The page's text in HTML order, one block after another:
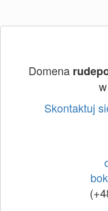
Domena
w
Skontaktuj